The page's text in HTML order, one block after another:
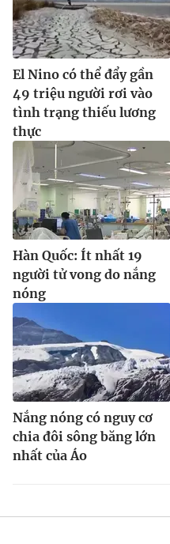
El Nino có thể đẩy gần
49 triệu người rơi vào
tình trạng thiếu lương
thực
Hàn Quốc: Ít nhất 19
người tử vong do nắng
nóng
Nắng nóng có nguy cơ
chia đôi sông băng lớn
nhất của Áo